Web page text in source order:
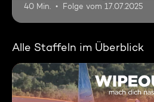
40 Min. Folge vom 17.07.2025
Alle Staffeln im Überblick